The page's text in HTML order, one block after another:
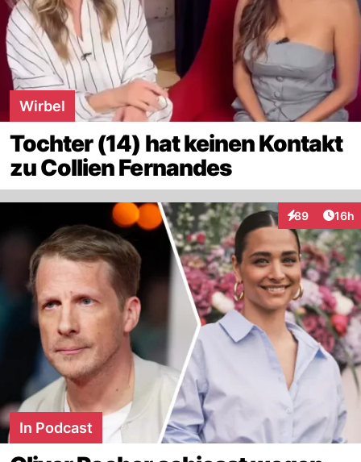
Wirbel
Tochter (14) hat keinen Kontakt
zu Collien Fernandes
89
Interaktionen
16h
In Podcast